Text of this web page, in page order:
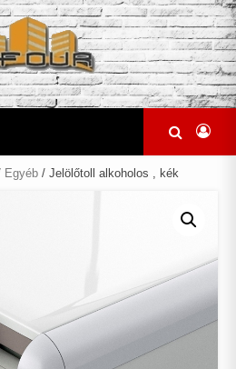
Egyéb / Jelölőtoll alkoholos , kék